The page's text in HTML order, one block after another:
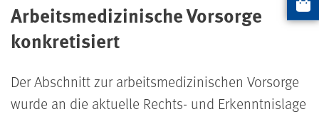
Arbeitsmedizinische Vorsorge
konkretisiert
Der Abschnitt zur arbeitsmedizinischen Vorsorge
wurde an die aktuelle Rechts- und Erkenntnislage
Artikel